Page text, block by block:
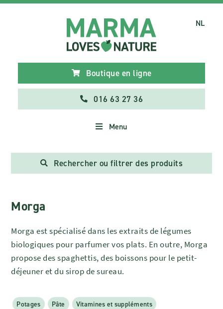
Boutique en ligne
016 63 27 36
Menu
NL
Rechercher ou filtrer des produits
Morga
Morga est spécialisé dans les extraits de légumes
biologiques pour parfumer vos plats. En outre, Morga
propose des spaghettis, des boissons pour le petit-
déjeuner et du sirop de sureau.
Potages Pâte Vitamines et suppléments